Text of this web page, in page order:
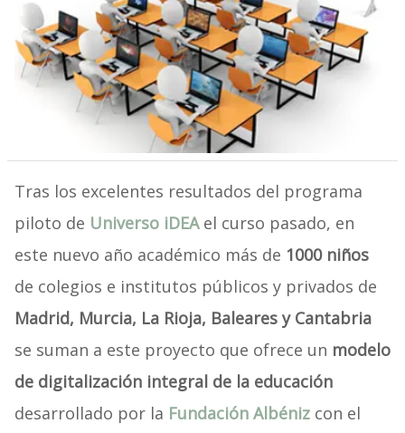
Tras los excelentes resultados del programa
piloto de Universo iDEAel curso pasado, en
este nuevo año académico más de 1000 niños
de colegios e institutos públicos y privados de
Madrid, Murcia, La Rioja, Baleares y Cantabria
se suman a este proyecto que ofrece un modelo
de digitalización integral de la educación
desarrollado por la Fundación Albénizcon el